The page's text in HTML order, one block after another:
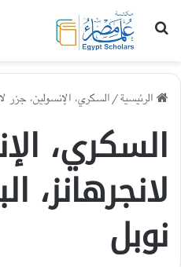
بحث عن
الرئيسية/السكري، الإنسولين، جزر
السكري،
لانجرهانز،
نوبل